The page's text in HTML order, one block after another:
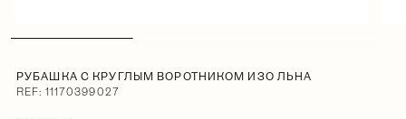
РУБАШКА С КРУГЛЫМ ВОРОТНИКОМ ИЗО ЛЬНА
REF: 11170399027